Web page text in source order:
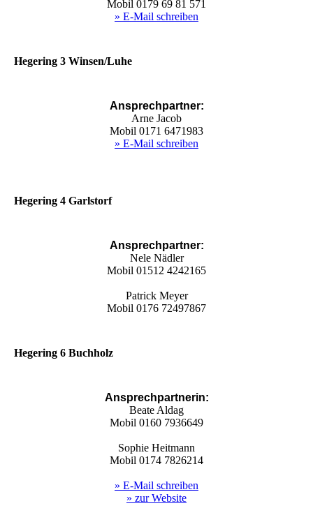
Mobil 0179 69 81 571
» E-Mail schreiben
Hegering 3 Winsen/Luhe
Ansprechpartner:
Arne Jacob
Mobil 0171 6471983
» E-Mail schreiben
Hegering 4 Garlstorf
Ansprechpartner:
Nele Nädler
Mobil 01512 4242165
Patrick Meyer
Mobil 0176 72497867
Hegering 6 Buchholz
Ansprechpartnerin:
Beate Aldag
Mobil 0160 7936649
Sophie Heitmann
Mobil 0174 7826214
» E-Mail schreiben
» zur Website